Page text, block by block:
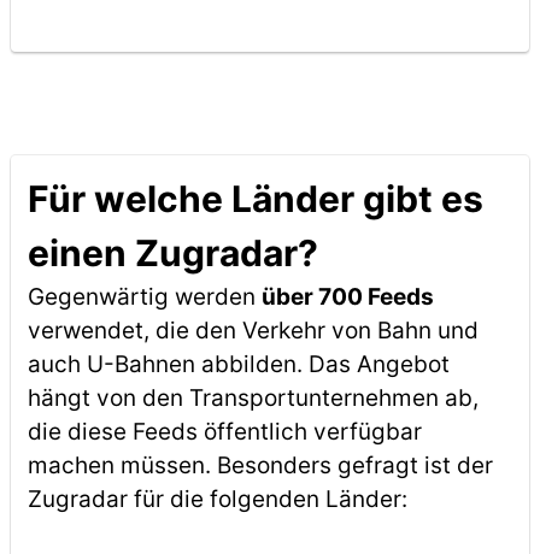
Für welche Länder gibt es
einen Zugradar?
Gegenwärtig werden über 700 Feeds
verwendet, die den Verkehr von Bahn und
auch U-Bahnen abbilden. Das Angebot
hängt von den Transportunternehmen ab,
die diese Feeds öffentlich verfügbar
machen müssen. Besonders gefragt ist der
Zugradar für die folgenden Länder: